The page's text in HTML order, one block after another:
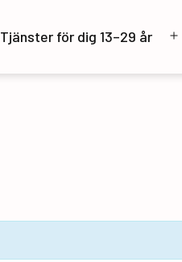
Tjänster för dig 13–29 år